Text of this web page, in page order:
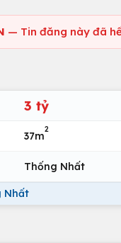
— Tin đăng này đã
3 tỷ
37m
2
Thống Nhất
Nhất